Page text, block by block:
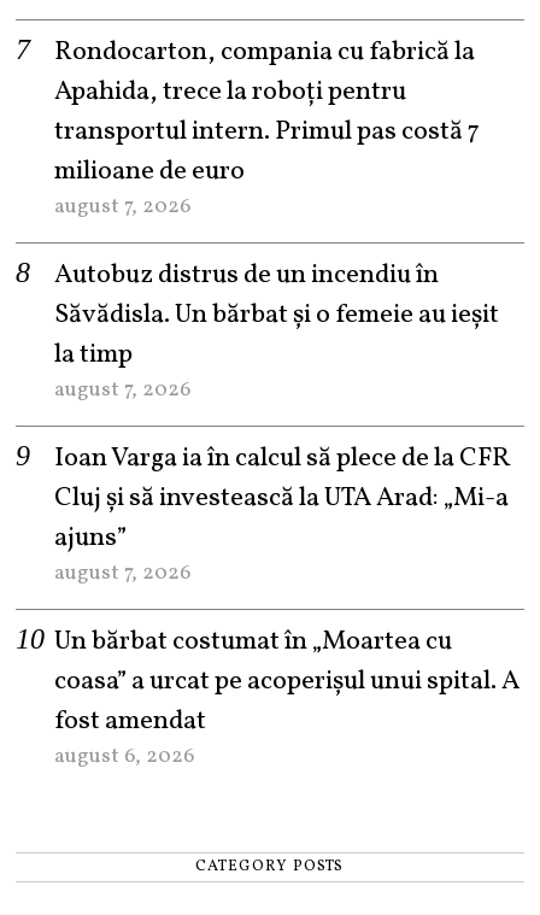
Rondocarton, compania cu fabrică la
Apahida, trece la roboți pentru
transportul intern. Primul pas costă 7
milioane de euro
august 7, 2026
Autobuz distrus de un incendiu în
Săvădisla. Un bărbat și o femeie au ieșit
la timp
august 7, 2026
Ioan Varga ia în calcul să plece de la CFR
Cluj și să investească la UTA Arad: „Mi-a
ajuns”
august 7, 2026
Un bărbat costumat în „Moartea cu
coasa” a urcat pe acoperișul unui spital. A
fost amendat
august 6, 2026
CATEGORY POSTS